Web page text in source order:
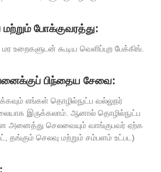
மற்றும் போக்குவரத்து:
உறைகளுடன் கூடிய வெளிப்புற பேக்கிங்.
பிந்தைய சேவை:
எங்கள் தொழில்நுட்ப வல்லுநர்
இருக்கலாம். ஆனால் தொழில்நுட்ப
அனைத்து செலவையும் வாங்குபவர் ஏற்க
தங்கும் செலவு மற்றும் சம்பளம் உட்பட)